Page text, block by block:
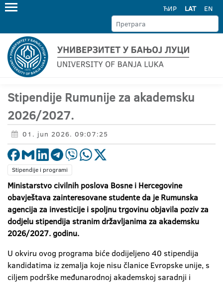
ЋИР LAT EN
Stipendije Rumunije za akademsku
2026/2027.
01. jun 2026. 09:07:25
Stipendije i programi
Ministarstvo civilnih poslova Bosne i Hercegovine
obavještava zainteresovane studente da je Rumunska
agencija za investicije i spoljnu trgovinu objavila poziv za
dodjelu stipendija stranim državljanima za akademsku
2026/2027. godinu.
U okviru ovog programa biće dodijeljeno 40 stipendija
kandidatima iz zemalja koje nisu članice Evropske unije, s
ciljem podrške međunarodnoj akademskoj saradnji i